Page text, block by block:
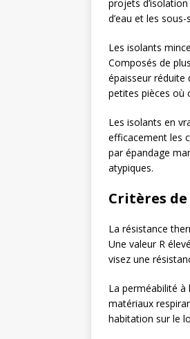
projets
d’eau et les sous-
Les isolants
Composés de
épaisseur réduite
petites pièces où
Les isolants en
efficacement les
par épandage
atypiques.
Critères
La résistance
Une valeur R
visez une
La perméabilité à
matériaux
habitation sur le